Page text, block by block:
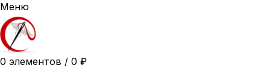
Меню
0 элементов / 0 ₽